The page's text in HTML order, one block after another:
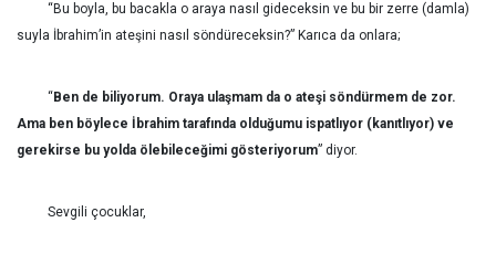
“Bu boyla, bu bacakla o araya nasıl gideceksin ve bu bir zerre (damla)
suyla İbrahim’in ateşini nasıl söndüreceksin?” Karıca da onlara;
“ Ben de biliyorum. Oraya ulaşmam da o ateşi söndürmem de zor.
Ama ben böylece İbrahim tarafında olduğumu ispatlıyor (kanıtlıyor) ve
gerekirse bu yolda ölebileceğimi gösteriyorum” diyor.
Sevgili çocuklar,